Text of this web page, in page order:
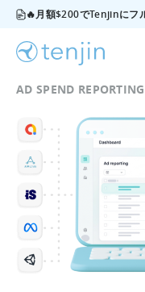
AD SPEND REPORTING